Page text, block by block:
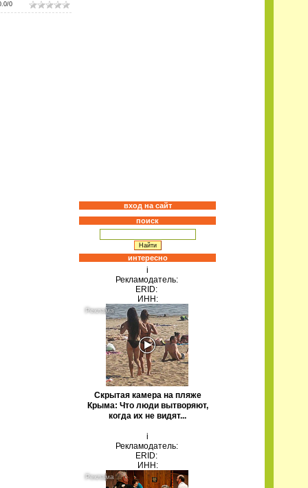
/0
вход на сайт
поиск
интересно
i
Рекламодатель:
ERID:
ИНН:
Скрытая камера на пляже
Крыма: Что люди вытворяют,
когда их не видят...
i
Рекламодатель:
ERID:
ИНН: